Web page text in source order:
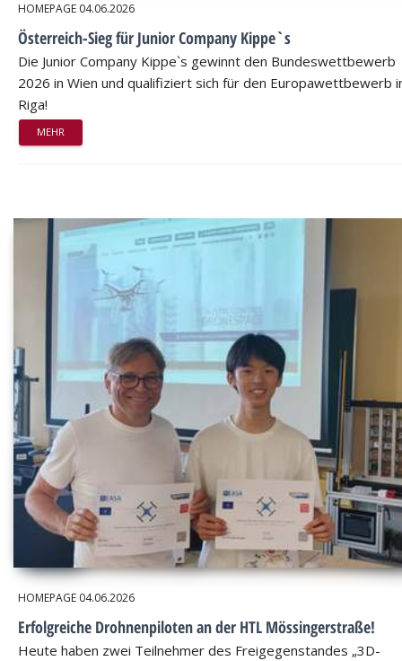
HOMEPAGE 04.06.2026
Österreich-Sieg für Junior Company Kippe`s
Die Junior Company Kippe`s gewinnt den Bundeswettbewerb
2026 in Wien und qualifiziert sich für den Europawettbewerb
Riga!
MEHR
HOMEPAGE 04.06.2026
Erfolgreiche Drohnenpiloten an der HTL Mössingerstraße!
Heute haben zwei Teilnehmer des Freigegenstandes „3D-